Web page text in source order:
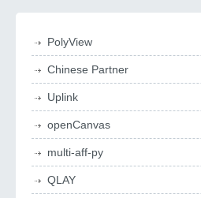
PolyView
Chinese Partner
Uplink
openCanvas
multi-aff-py
QLAY